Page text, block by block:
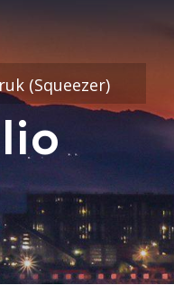
(Squeezer)